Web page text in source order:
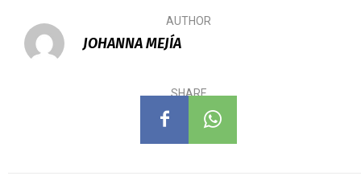
AUTHOR
JOHANNA MEJÍA
SHARE